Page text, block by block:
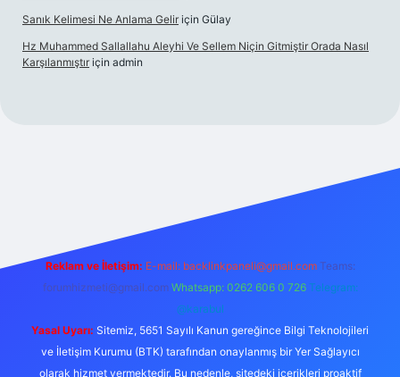
Sanık Kelimesi Ne Anlama Gelir için Gülay
Hz Muhammed Sallallahu Aleyhi Ve Sellem Niçin Gitmiştir Orada Nasıl
Karşılanmıştır için admin
Reklam ve İletişim: E-mail: backlinkpaneli@gmail.com Teams:
forumhizmeti@gmail.com Whatsapp: 0262 606 0 726 Telegram:
@karabul
Yasal Uyarı: Sitemiz, 5651 Sayılı Kanun gereğince Bilgi Teknolojileri
ve İletişim Kurumu (BTK) tarafından onaylanmış bir Yer Sağlayıcı
olarak hizmet vermektedir. Bu nedenle, sitedeki içerikleri proaktif